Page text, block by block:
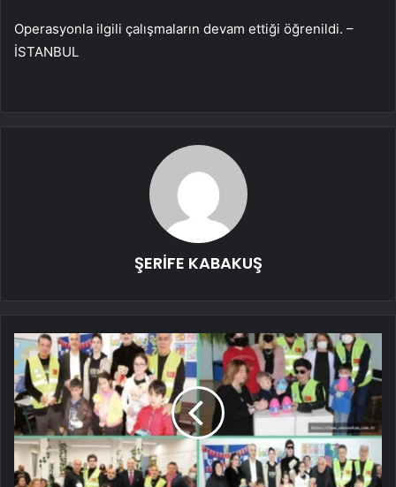
Operasyonla ilgili çalışmaların devam ettiği öğrenildi. –
İSTANBUL
ŞERİFE KABAKUŞ